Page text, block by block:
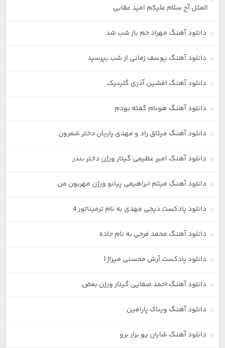
المثل آخ سلام علیکم امید عقابی
دانلود آهنگ مهراد جم باز شب شد
دانلود آهنگ یوسف زمانی از شب بپرسید
دانلود آهنگ افشین آذری گلینیک
دانلود آهنگ هونام گفته بودم
دانلود آهنگ میثاق راد و مهدی یاریان دختر شمرون
دانلود آهنگ امیر عظیمی گیتار ورژن دختر بندر
دانلود آهنگ میثم ابراهیمی پیانو ورژن مهربون من
دانلود پادکست دیجی مهدی به نام ترمیناتور 4
دانلود آهنگ محمد فرجی به نام جاده
دانلود پادکست آرش محسنی میراژ 1
دانلود آهنگ احمد صفایی گیتار ورژن بعض
دانلود آهنگ ویناک پارافین
دانلود آهنگ شایان یو بزار برو